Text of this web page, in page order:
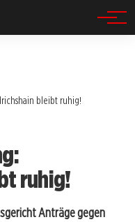
bleibt ruhig!
ruhig!
Anträge gegen